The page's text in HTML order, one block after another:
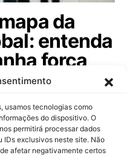
usamos tecnologias como
do dispositivo. O
permitirá processar dados
exclusivos neste site. Não
afetar negativamente certos
da
entenda
força
a rivalidade entre